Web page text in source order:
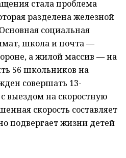
стала проблема
разделена железной
социальная
школа и почта —
а жилой массив — на
56 школьников на
совершать 13-
выездом на скоростную
скорость составляет
подвергает жизни детей